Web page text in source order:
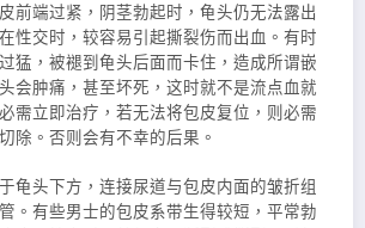
端过紧，阴茎勃起时，龟头仍无法露出
性交时，较容易引起撕裂伤而出血。有时
猛，被褪到龟头后面而卡住，造成所谓嵌
会肿痛，甚至坏死，这时就不是流点血就
需立即治疗，若无法将包皮复位，则必需
除。否则会有不幸的后果。
头下方，连接尿道与包皮内面的皱折组
。有些男士的包皮系带生得较短，平常勃